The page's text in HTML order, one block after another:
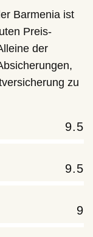
Barmenia ist
Preis-
der
zu
9.5
9.5
9